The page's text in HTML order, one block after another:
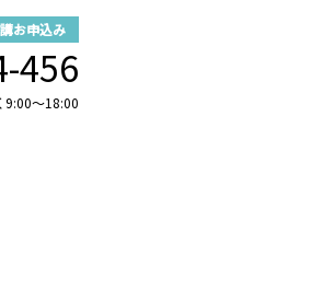
お申込み
456
9:00～18:00